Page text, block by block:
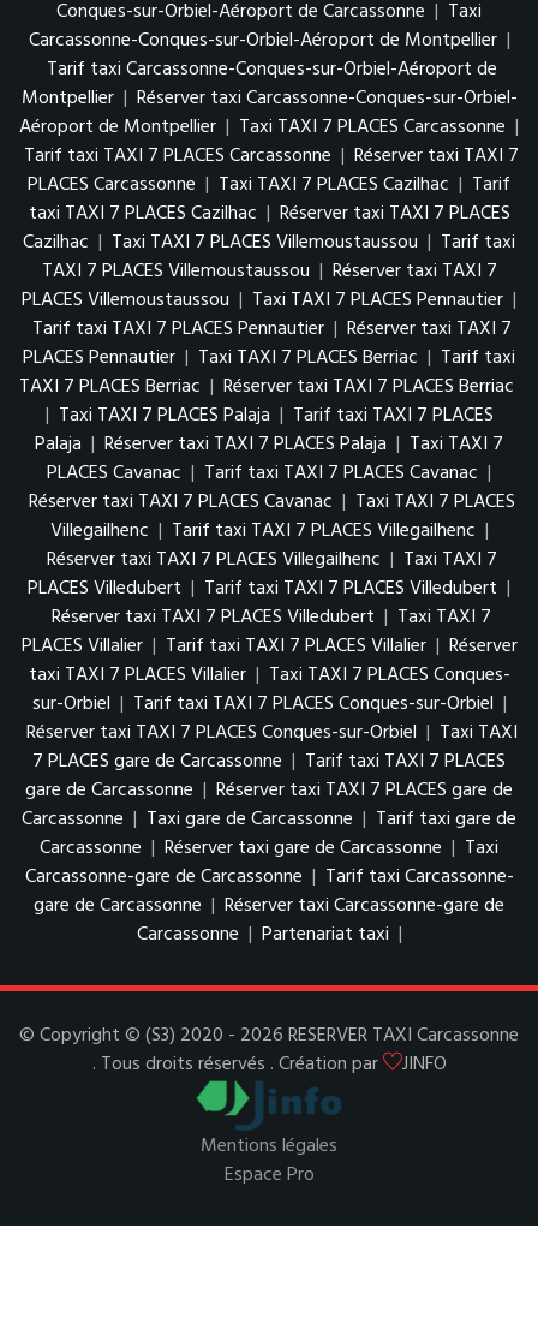
Conques-sur-Orbiel-Aéroport de Carcassonne | Taxi
Carcassonne-Conques-sur-Orbiel-Aéroport de Montpellier |
Tarif taxi Carcassonne-Conques-sur-Orbiel-Aéroport de
Montpellier | Réserver taxi Carcassonne-Conques-sur-Orbiel-
Aéroport de Montpellier | Taxi TAXI 7 PLACES Carcassonne |
Tarif taxi TAXI 7 PLACES Carcassonne | Réserver taxi TAXI 7
PLACES Carcassonne | Taxi TAXI 7 PLACES Cazilhac | Tarif
taxi TAXI 7 PLACES Cazilhac | Réserver taxi TAXI 7 PLACES
Cazilhac | Taxi TAXI 7 PLACES Villemoustaussou | Tarif taxi
TAXI 7 PLACES Villemoustaussou | Réserver taxi TAXI 7
PLACES Villemoustaussou | Taxi TAXI 7 PLACES Pennautier |
Tarif taxi TAXI 7 PLACES Pennautier | Réserver taxi TAXI 7
PLACES Pennautier | Taxi TAXI 7 PLACES Berriac | Tarif taxi
TAXI 7 PLACES Berriac | Réserver taxi TAXI 7 PLACES Berriac
| Taxi TAXI 7 PLACES Palaja | Tarif taxi TAXI 7 PLACES
Palaja | Réserver taxi TAXI 7 PLACES Palaja | Taxi TAXI 7
PLACES Cavanac | Tarif taxi TAXI 7 PLACES Cavanac |
Réserver taxi TAXI 7 PLACES Cavanac | Taxi TAXI 7 PLACES
Villegailhenc | Tarif taxi TAXI 7 PLACES Villegailhenc |
Réserver taxi TAXI 7 PLACES Villegailhenc | Taxi TAXI 7
PLACES Villedubert | Tarif taxi TAXI 7 PLACES Villedubert |
Réserver taxi TAXI 7 PLACES Villedubert | Taxi TAXI 7
PLACES Villalier | Tarif taxi TAXI 7 PLACES Villalier | Réserver
taxi TAXI 7 PLACES Villalier | Taxi TAXI 7 PLACES Conques-
sur-Orbiel | Tarif taxi TAXI 7 PLACES Conques-sur-Orbiel |
Réserver taxi TAXI 7 PLACES Conques-sur-Orbiel | Taxi TAXI
7 PLACES gare de Carcassonne | Tarif taxi TAXI 7 PLACES
gare de Carcassonne | Réserver taxi TAXI 7 PLACES gare de
Carcassonne | Taxi gare de Carcassonne | Tarif taxi gare de
Carcassonne | Réserver taxi gare de Carcassonne | Taxi
Carcassonne-gare de Carcassonne | Tarif taxi Carcassonne-
gare de Carcassonne | Réserver taxi Carcassonne-gare de
Carcassonne | Partenariat taxi |
© Copyright © (S3) 2020 - 2026 RESERVER TAXI Carcassonne
. Tous droits réservés . Création par
JINFO
Mentions légales
Espace Pro